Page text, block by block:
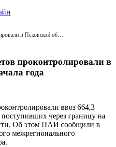
Ввоз более 660 млн цветов проконтролировали ​в Псковской области с начала года
проконтролировали ​в
года
ввоз 664,3
через границу на
Об этом ПАИ сообщили в
межрегионального